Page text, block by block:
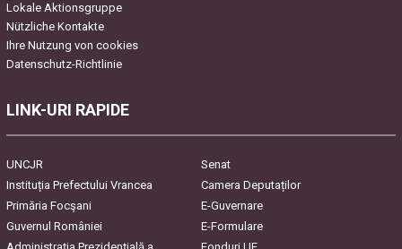
Lokale Aktionsgruppe
Nützliche Kontakte
Ihre Nutzung von cookies
Datenschutz-Richtlinie
LINK-URI RAPIDE
UNCJR
Senat
Instituția Prefectului Vrancea
Camera Deputaților
Primăria Focşani
E-Guvernare
Guvernul României
E-Formulare